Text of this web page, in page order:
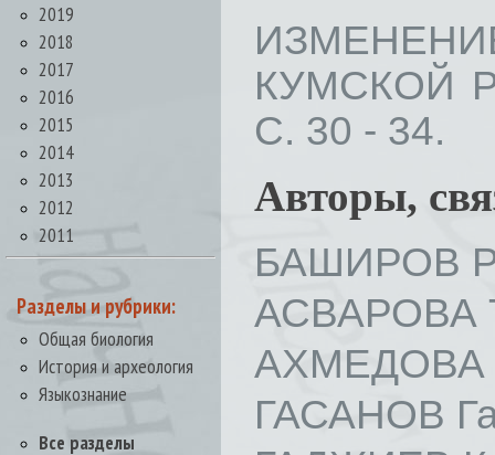
2019
2018
2017
2016
2015
2014
2013
2012
2011
Разделы и рубрики:
Общая биология
История и археология
Языкознание
Все разделы
КУМСКОЙ
С. 30 - 34.
Авторы,
БАШИРОВ
АСВАРОВА
АХМЕДОВА
ГАСАНОВ